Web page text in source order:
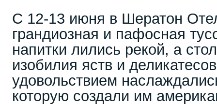
С 12-13 июня в Шератон
грандиозная и пафосная
напитки лились рекой, а
изобилия яств и
удовольствием
которую создали им